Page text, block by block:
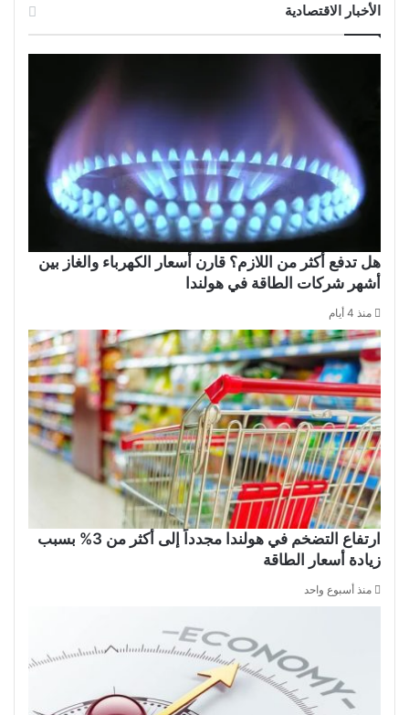
الأخبار الاقتصادية
هل تدفع أكثر من اللازم؟ قارن أسعار الكهرباء والغاز بين
أشهر شركات الطاقة في هولندا
منذ 4 أيام
ارتفاع التضخم في هولندا مجدداً إلى أكثر من 3% بسبب
زيادة أسعار الطاقة
منذ أسبوع واحد